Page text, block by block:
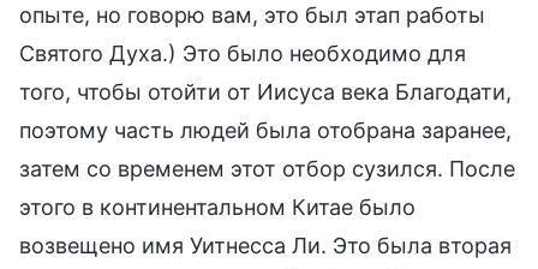
опыте, но говорю вам, это был этап работы
Святого Духа.) Это было необходимо для
того, чтобы отойти от Иисуса века Благодати,
поэтому часть людей была отобрана заранее,
затем со временем этот отбор сузился. После
этого в континентальном Китае было
возвещено имя Уитнесса Ли. Это была вторая